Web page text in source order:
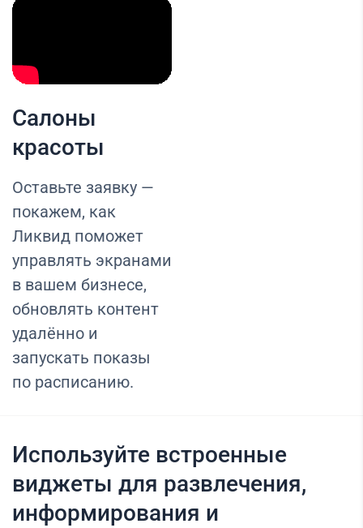
Салоны
красоты
Оставьте заявку —
покажем, как
Ликвид поможет
управлять экранами
в вашем бизнесе,
обновлять контент
удалённо и
запускать показы
по расписанию.
Используйте встроенные
виджеты для развлечения,
информирования и